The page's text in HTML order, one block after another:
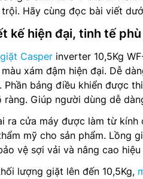
Hãy cùng đọc bài viết
kế hiện đại, tinh tế
Casper inverter 10,5Kg
xám đậm hiện đại. Dễ
Phần bảng điều khiển được
ràng. Giúp người dùng dễ
ra cửa máy được làm từ
mỹ cho sản phẩm. Lồng
vệ sợi vải và nâng cao
lượng giặt lên đến 10,5Kg,